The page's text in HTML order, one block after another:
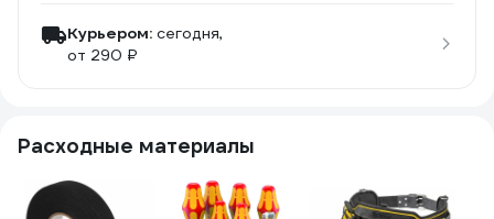
Курьером: сегодня,
от 290 ₽
Расходные материалы